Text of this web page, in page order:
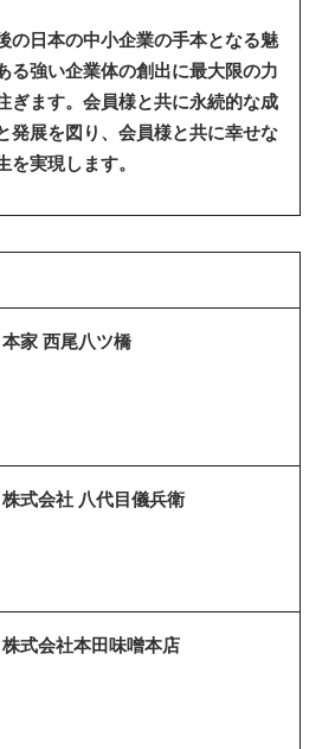
の日本の中小企業の手本となる魅
る強い企業体の創出に最大限の力
ぎます。会員様と共に永続的な成
発展を図り、会員様と共に幸せな
を実現します。
本家 西尾八ツ橋
株式会社 八代目儀兵衛
株式会社本田味噌本店